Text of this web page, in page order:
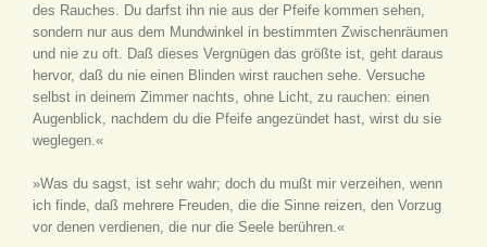
des Rauches. Du darfst ihn nie aus der Pfeife kommen sehen,
sondern nur aus dem Mundwinkel in bestimmten Zwischenräumen
und nie zu oft. Daß dieses Vergnügen das größte ist, geht daraus
hervor, daß du nie einen Blinden wirst rauchen sehe. Versuche
selbst in deinem Zimmer nachts, ohne Licht, zu rauchen: einen
Augenblick, nachdem du die Pfeife angezündet hast, wirst du sie
weglegen.«
»Was du sagst, ist sehr wahr; doch du mußt mir verzeihen, wenn
ich finde, daß mehrere Freuden, die die Sinne reizen, den Vorzug
vor denen verdienen, die nur die Seele berühren.«